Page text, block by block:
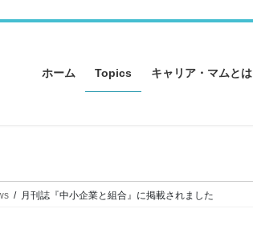
ホーム Topics キャリア・マムとは
月刊誌『中小企業と組合』に掲載されました